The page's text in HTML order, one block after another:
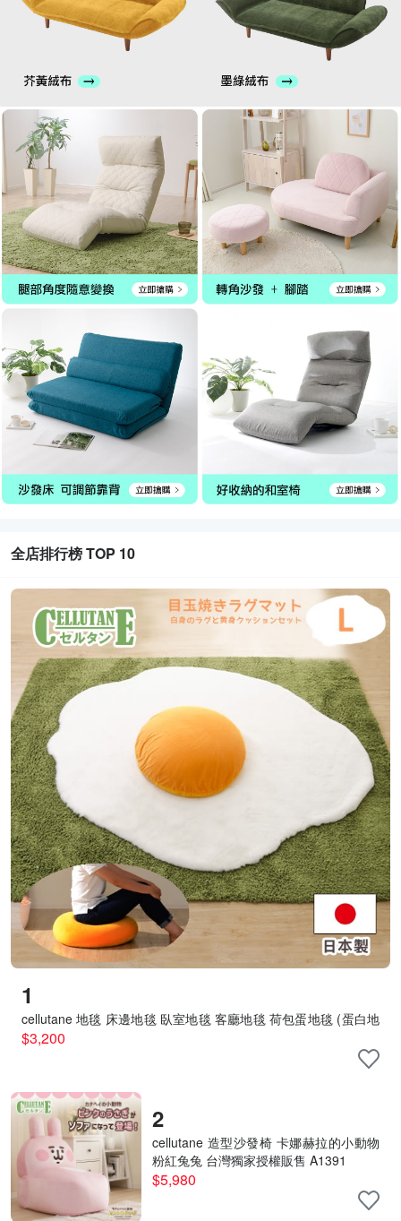
全店排行榜 TOP 10
1
cellutane 地毯 床邊地毯 臥室地毯 客廳地毯 荷包蛋地毯 (蛋白地
毯+蛋黃抱枕) 地墊 靠枕 地毯A701
$3,200
2
cellutane 造型沙發椅 卡娜赫拉的小動物
粉紅兔兔 台灣獨家授權販售 A1391
$5,980